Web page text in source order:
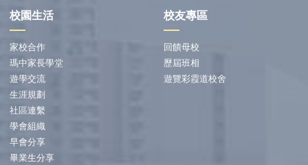
校園生活
家校合作
瑪中家長學堂
遊學交流
生涯規劃
社區連繫
學會組織
早會分享
畢業生分享
校友專區
回饋母校
歷屆班相
遊覽彩霞道校舍